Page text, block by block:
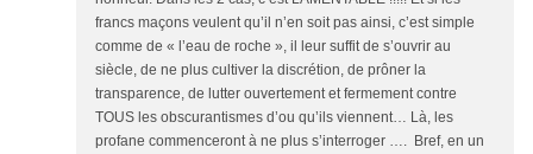
francs maçons veulent qu’il n’en soit pas ainsi, c’est simple
comme de « l’eau de roche », il leur suffit de s’ouvrir au
siècle, de ne plus cultiver la discrétion, de prôner la
transparence, de lutter ouvertement et fermement contre
TOUS les obscurantismes d’ou qu’ils viennent… Là, les
profane commenceront à ne plus s’interroger …. Bref, en un